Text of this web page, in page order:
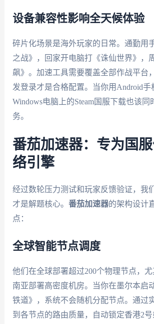
设备兼容性影响全天候体验
碎片化场景是海外玩家的日常。通勤用
之战》，回家开电脑打《诛仙世界》，
飙》。加速工具需要覆盖全部作战平台
发登录才是合格配置。当你用Android手
Windows电脑上的Steam国服下载也该同
务。
番茄加速器：专为国
络引擎
经过数轮压力测试和玩家反馈验证，我
才是解题核心。 番茄加速器的架构设计
点：
全球智能节点调度
他们在全球部署超过200个物理节点，
南亚部署高密度机房。当你在墨尔本启
铁道》，系统不会随机分配节点。通过
到各节点的路由质量，自动锁定香港2